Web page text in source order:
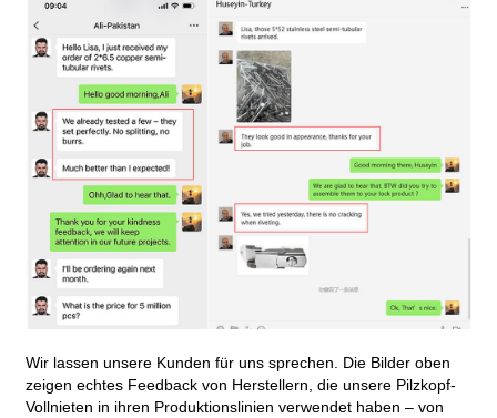
Wir lassen unsere Kunden für uns sprechen. Die Bilder oben
zeigen echtes Feedback von Herstellern, die unsere Pilzkopf-
Vollnieten in ihren Produktionslinien verwendet haben – von